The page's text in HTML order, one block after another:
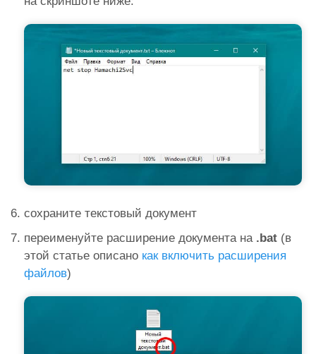
сохраните текстовый документ
переименуйте расширение документа на .bat (в
этой статье описано как включить расширения
файлов)